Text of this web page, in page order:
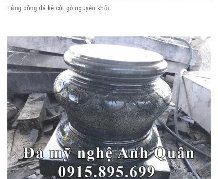
Tảng bồng đá kê cột gỗ nguyên khối